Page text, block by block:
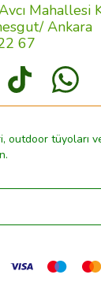
Mahallesi
Ankara
67
outdoor tüyoları